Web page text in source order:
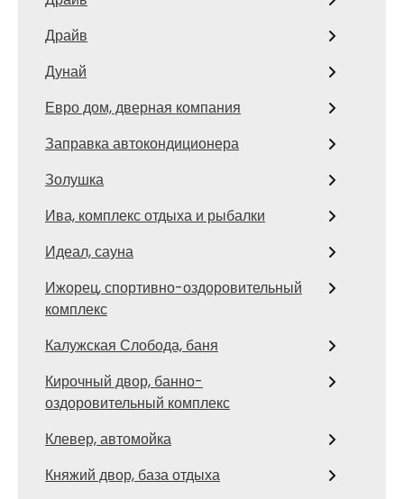
Драйв
Дунай
Евро дом, дверная компания
Заправка автокондиционера
Золушка
Ива, комплекс отдыха и рыбалки
Идеал, сауна
Ижорец, спортивно-оздоровительный
комплекс
Калужская Слобода, баня
Кирочный двор, банно-
оздоровительный комплекс
Клевер, автомойка
Княжий двор, база отдыха